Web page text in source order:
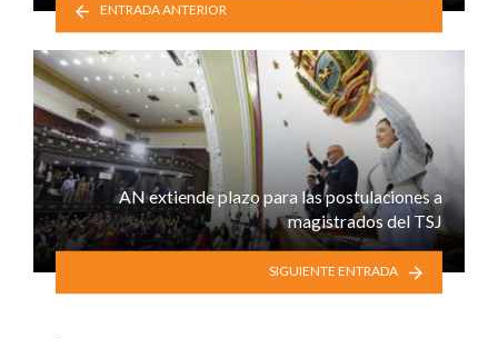
ENTRADA ANTERIOR
AN extiende plazo para las postulaciones a
magistrados del TSJ
SIGUIENTE ENTRADA